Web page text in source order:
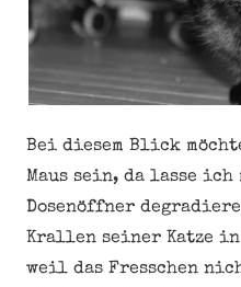
Bei diesem Blick
Maus sein, da lasse
Dosenöffner
Krallen seiner Katze in
weil das Fresschen